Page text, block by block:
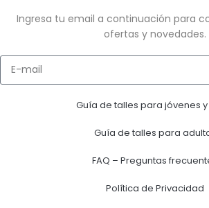
Ingresa tu email a continuación para
ofertas y novedades.
Guía de talles para jóvenes y
Guía de talles para
FAQ – Preguntas
Política de Privacidad